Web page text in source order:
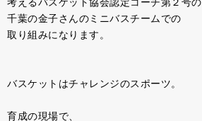
千葉の金子さんのミニバスチームでの
取り組みになります。
バスケットはチャレンジのスポーツ。
育成の現場で、